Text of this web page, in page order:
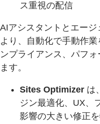
ス重視の配信
AIアシスタントとエー
より、自動化で手動作
ンプライアンス、パフ
ます。
Sites Optimizer は
ジン最適化、UX、
影響の大きい修正を